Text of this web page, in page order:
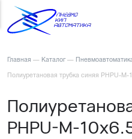
Главная — Каталог —
Полиуретановая трубка синяя PHPU-M-
PHPU-M-